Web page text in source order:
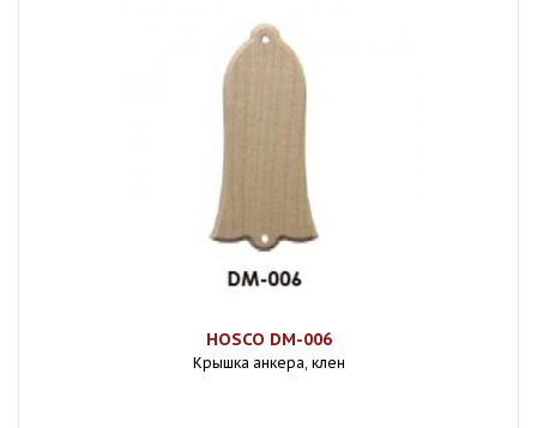
HOSCO DM-006
Крышка анкера, клен